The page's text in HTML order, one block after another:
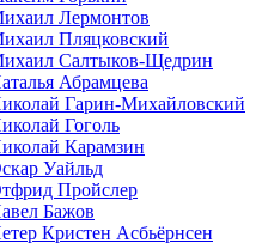
Лермонтов
Пляцковский
Салтыков-Щедрин
Абрамцева
Гарин-Михайловский
Гоголь
Карамзин
Уайльд
Пройслер
Бажов
Кристен Асбьёрнсен